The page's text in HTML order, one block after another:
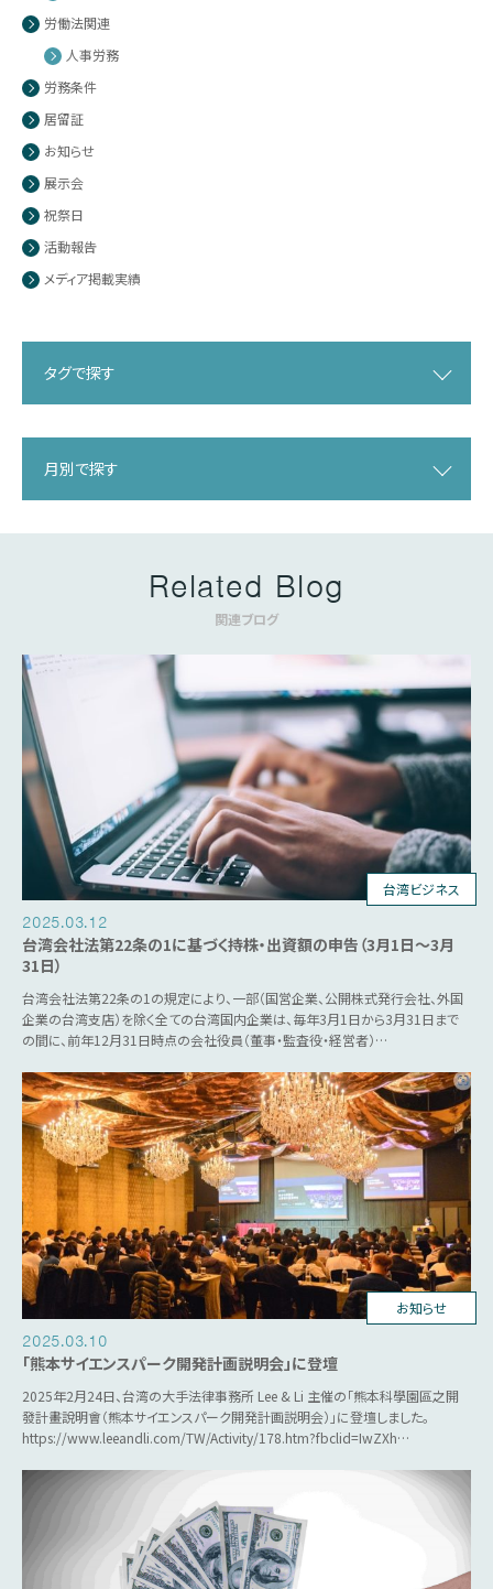
労働法関連
人事労務
労務条件
居留証
お知らせ
展示会
祝祭日
活動報告
メディア掲載実績
タグで探す
月別で探す
Related Blog
関連ブログ
台湾ビジネス
2025.03.12
台湾会社法第22条の1に基づく持株・出資額の申告（3月1日～3月
31日）
台湾会社法第22条の1の規定により、一部（国営企業、公開株式発行会社、外国
企業の台湾支店）を除く全ての台湾国内企業は、毎年3月1日から3月31日まで
の間に、前年12月31日時点の会社役員（董事・監査役・経営者）…
台湾ビジネス
お知らせ
2025.03.10
「熊本サイエンスパーク開発計画説明会」に登壇
2025年2月24日、台湾の大手法律事務所 Lee & Li 主催の「熊本科學園區之開
發計畫說明會（熊本サイエンスパーク開発計画説明会）」に登壇しました。
https://www.leeandli.com/TW/Activity/178.htm?fbclid=IwZXh…